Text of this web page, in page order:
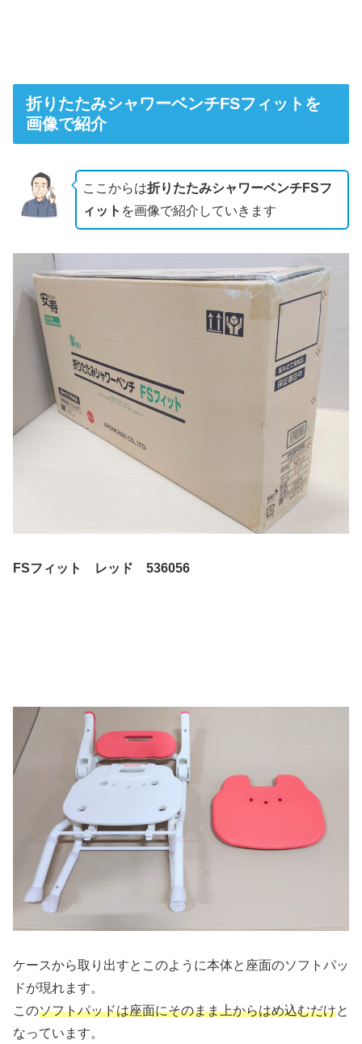
折りたたみシャワーベンチFSフィットを
画像で紹介
ここからは折りたたみシャワーベンチFSフ
ィット を画像で紹介していきます
FSフィット レッド 536056
ケースから取り出すとこのように本体と座面のソフトパッ
ドが現れます。
このソフトパッドは座面にそのまま上からはめ込むだけと
なっています。